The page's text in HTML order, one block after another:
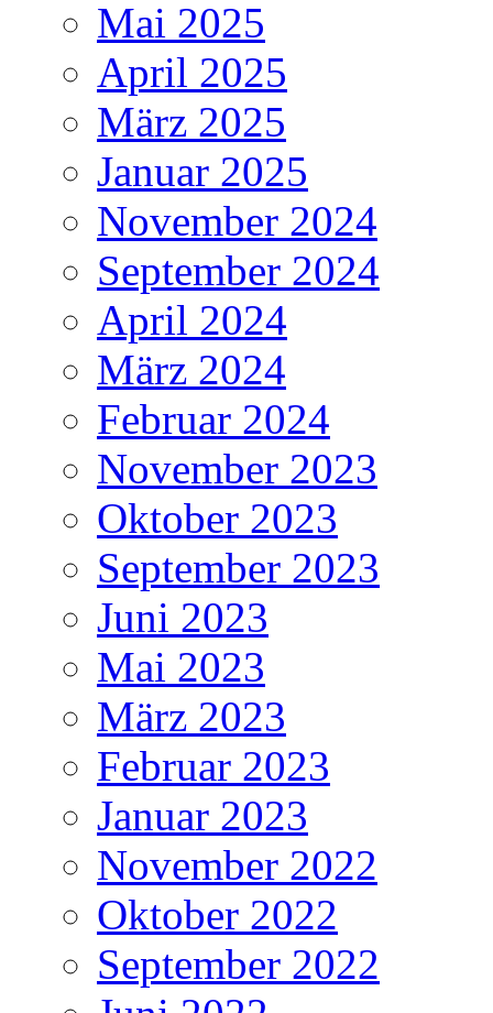
Mai 2025
April 2025
März 2025
Januar 2025
November 2024
September 2024
April 2024
März 2024
Februar 2024
November 2023
Oktober 2023
September 2023
Juni 2023
Mai 2023
März 2023
Februar 2023
Januar 2023
November 2022
Oktober 2022
September 2022